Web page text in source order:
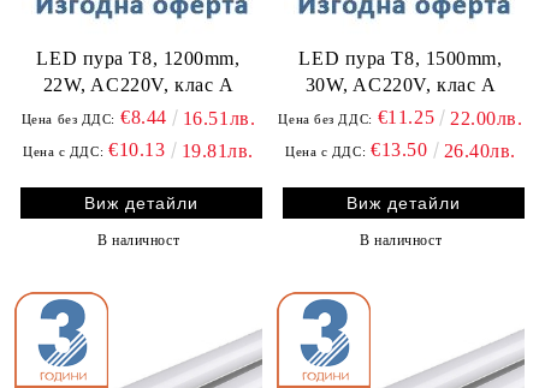
LED пура T8, 1200mm,
22W, AC220V, клас A
Цена без ДДС: €8.44 16.51лв.
Цена с ДДС: €10.13 19.81лв.
Виж детайли
В наличност
LED пура T8, 1500mm,
30W, AC220V, клас A
Цена без ДДС: €11.25 22.00лв.
Цена с ДДС: €13.50 26.40лв.
Виж детайли
В наличност